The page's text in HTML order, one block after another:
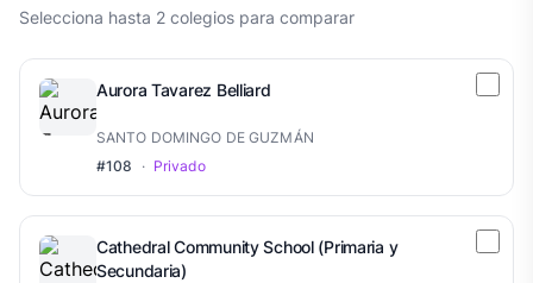
Selecciona hasta 2 colegios para comparar
Aurora Tavarez Belliard
SANTO DOMINGO DE GUZMÁN
#108
· Privado
Cathedral Community School (Primaria y
Secundaria)